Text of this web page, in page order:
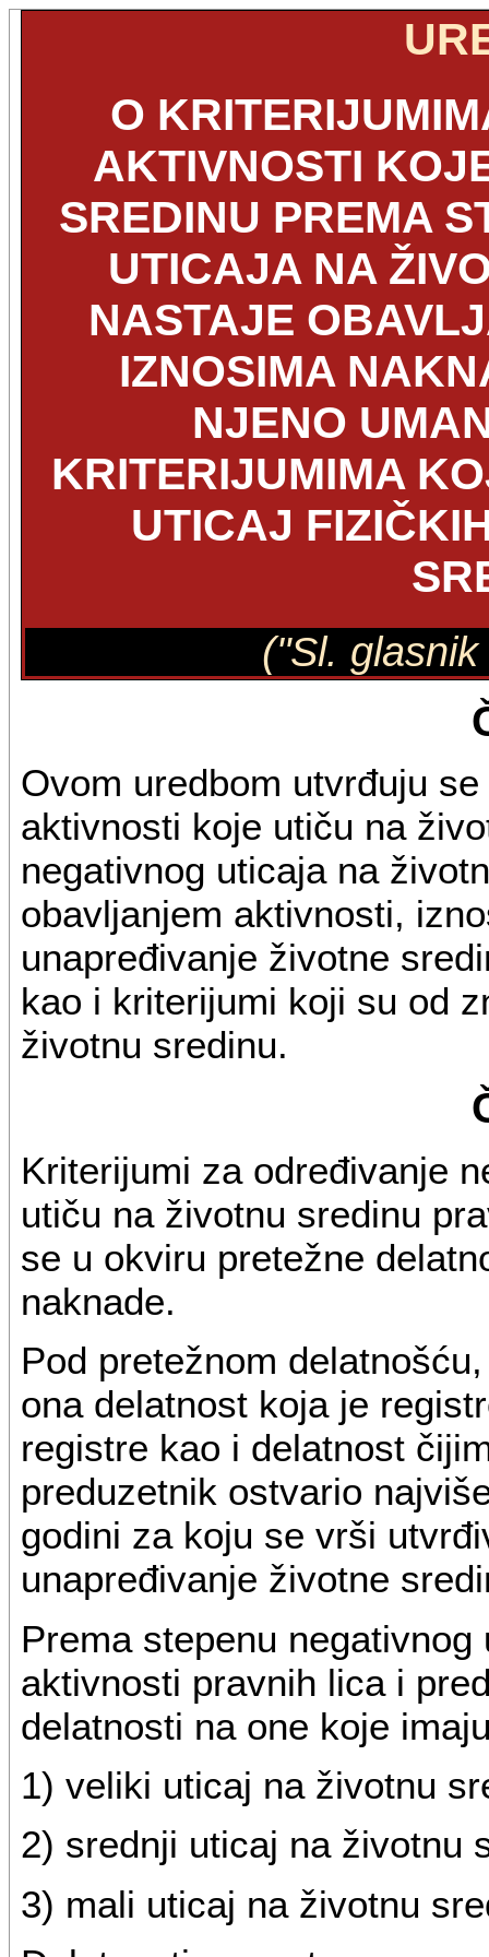
O
AKTIVNOSTI
SREDINU PREMA
UTICAJA NA
NASTAJE
IZNOSIMA
NJENO
KRITERIJUMIMA
UTICAJ
("Sl.
Ovom uredbom utvrđuju
aktivnosti koje utiču na
negativnog uticaja na
obavljanjem aktivnosti,
unapređivanje životne
kao i kriterijumi koji su od
životnu sredinu.
Kriterijumi za određivanje
utiču na životnu sredinu
se u okviru pretežne
naknade.
Pod pretežnom
ona delatnost koja je
registre kao i delatnost
preduzetnik ostvario
godini za koju se vrši
unapređivanje životne
Prema stepenu
aktivnosti pravnih lica i
delatnosti na one koje
1) veliki uticaj na životnu
2) srednji uticaj na životnu
3) mali uticaj na životnu